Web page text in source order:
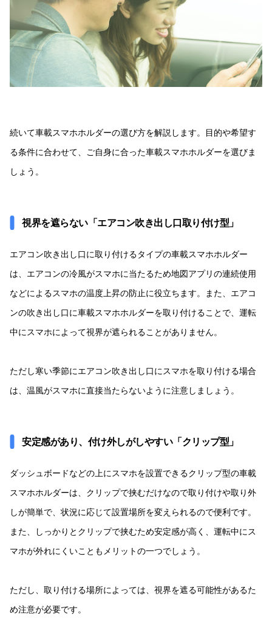
続いて車載スマホホルダーの選び方を解説します。目的や希望す
る条件に合わせて、ご自身に合った車載スマホホルダーを選びま
しょう。
視界を遮らない「エアコン吹き出し口取り付け型」
エアコン吹き出し口に取り付けるタイプの車載スマホホルダー
は、エアコンの冷風がスマホに当たるため地図アプリの連続使用
などによるスマホの温度上昇の防止に役立ちます。また、エアコ
ンの吹き出し口に車載スマホホルダーを取り付けることで、運転
中にスマホによって視界が遮られることがありません。
ただし寒い季節にエアコン吹き出し口にスマホを取り付ける場合
は、温風がスマホに直接当たらないように注意しましょう。
安定感があり、付け外しがしやすい「クリップ型」
ダッシュボードなどの上にスマホを設置できるクリップ型の車載
スマホホルダーは、クリップで挟むだけなので取り付けや取り外
しが簡単で、状況に応じて設置場所を変えられるので便利です。
また、しっかりとクリップで挟むため安定感が高く、運転中にス
マホが外れにくいこともメリットの一つでしょう。
ただし、取り付ける場所によっては、視界を遮る可能性があるた
め注意が必要です。